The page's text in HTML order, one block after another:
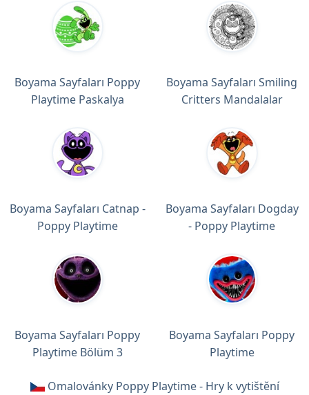
Boyama Sayfaları Poppy
Playtime Paskalya
Boyama Sayfaları Smiling
Critters Mandalalar
Boyama Sayfaları Catnap -
Poppy Playtime
Boyama Sayfaları Dogday
- Poppy Playtime
Boyama Sayfaları Poppy
Playtime Bölüm 3
Boyama Sayfaları Poppy
Playtime
Omalovánky Poppy Playtime - Hry k vytištění